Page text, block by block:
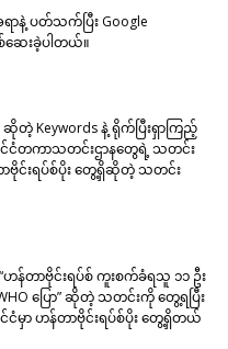
ာနဲ့ ပတ်သက်ပြီး Google
စ်ဆေးခဲ့ပါတယ်။
ဆိုတဲ့ Keywords နဲ့ ရိုက်ပြီးရှာကြည့်
ငံတကာသတင်းဌာနတွေရဲ့ သတင်း
ဗိုင်းရပ်စ်ပိုး တွေ့ရှိဆိုတဲ့ သတင်း
ဟန်တာဗိုင်းရပ်စ် ကူးစက်ခံရသူ ၁၁ ဦး
ပြော” ဆိုတဲ့ သတင်းကို တွေ့ရပြီး
နိုင်ငံမှာ ဟန်တာဗိုင်းရပ်စ်ပိုး တွေ့ရှိတယ်